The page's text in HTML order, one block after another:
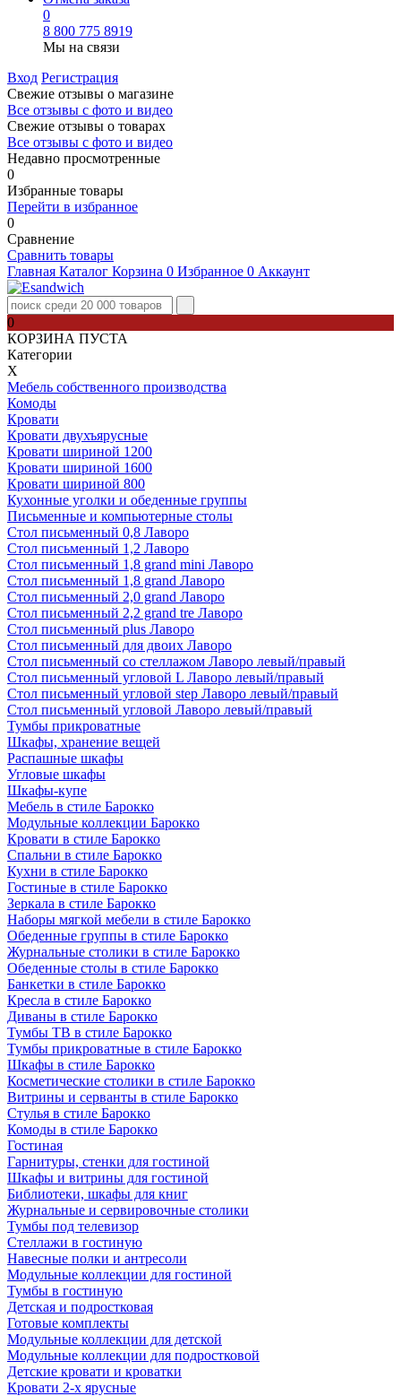
0
8 800 775 8919
Мы на связи
Вход Регистрация
Свежие отзывы о магазине
Все отзывы с фото и видео
Свежие отзывы о товарах
Все отзывы c фото и видео
Недавно просмотренные
0
Избранные товары
Перейти в избранное
0
Сравнение
Сравнить товары
Главная Каталог Корзина 0 Избранное 0 Аккаунт
0
КОРЗИНА ПУСТА
Категории
Х
Мебель собственного производства
Комоды
Кровати
Кровати двухъярусные
Кровати шириной 1200
Кровати шириной 1600
Кровати шириной 800
Кухонные уголки и обеденные группы
Письменные и компьютерные столы
Стол письменный 0,8 Лаворо
Стол письменный 1,2 Лаворо
Стол письменный 1,8 grand mini Лаворо
Стол письменный 1,8 grand Лаворо
Стол письменный 2,0 grand Лаворо
Стол письменный 2,2 grand tre Лаворо
Стол письменный plus Лаворо
Стол письменный для двоих Лаворо
Стол письменный со стеллажом Лаворо левый/правый
Стол письменный угловой L Лаворо левый/правый
Стол письменный угловой step Лаворо левый/правый
Стол письменный угловой Лаворо левый/правый
Тумбы прикроватные
Шкафы, хранение вещей
Распашные шкафы
Угловые шкафы
Шкафы-купе
Мебель в стиле Барокко
Модульные коллекции Барокко
Кровати в стиле Барокко
Спальни в стиле Барокко
Кухни в стиле Барокко
Гостиные в стиле Барокко
Зеркала в стиле Барокко
Наборы мягкой мебели в стиле Барокко
Обеденные группы в стиле Барокко
Журнальные столики в стиле Барокко
Обеденные столы в стиле Барокко
Банкетки в стиле Барокко
Кресла в стиле Барокко
Диваны в стиле Барокко
Тумбы ТВ в стиле Барокко
Тумбы прикроватные в стиле Барокко
Шкафы в стиле Барокко
Косметические столики в стиле Барокко
Витрины и серванты в стиле Барокко
Стулья в стиле Барокко
Комоды в стиле Барокко
Гостиная
Гарнитуры, стенки для гостиной
Шкафы и витрины для гостиной
Библиотеки, шкафы для книг
Журнальные и сервировочные столики
Тумбы под телевизор
Стеллажи в гостиную
Навесные полки и антресоли
Модульные коллекции для гостиной
Тумбы в гостиную
Детская и подростковая
Готовые комплекты
Модульные коллекции для детской
Модульные коллекции для подростковой
Детские кровати и кроватки
Кровати 2-х ярусные